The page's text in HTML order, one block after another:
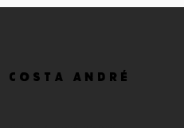
COSTA ANDRÉ